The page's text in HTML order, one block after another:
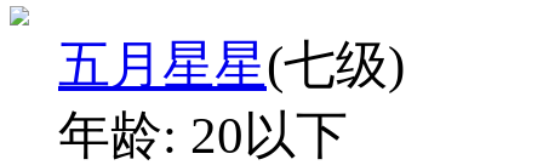
五月星星(七级)
年龄: 20以下